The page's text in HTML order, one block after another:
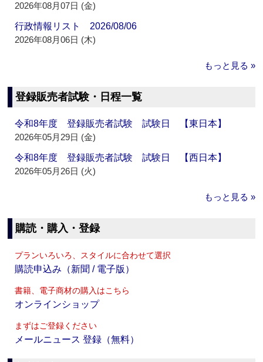
2026年08月07日 (金)
行政情報リスト 2026/08/06
2026年08月06日 (木)
もっと見る »
登録販売者試験・日程一覧
令和8年度 登録販売者試験 試験日 【東日本】
2026年05月29日 (金)
令和8年度 登録販売者試験 試験日 【西日本】
2026年05月26日 (火)
もっと見る »
購読・購入・登録
プランいろいろ、スタイルに合わせて選択
購読申込み（新聞 / 電子版）
書籍、電子商材の購入はこちら
オンラインショップ
まずはご登録ください
メールニュース 登録（無料）